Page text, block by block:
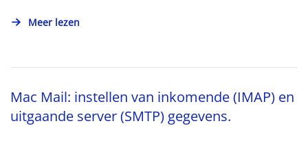
Meer lezen
Mac Mail: instellen van inkomende (IMAP) en
uitgaande server (SMTP) gegevens.